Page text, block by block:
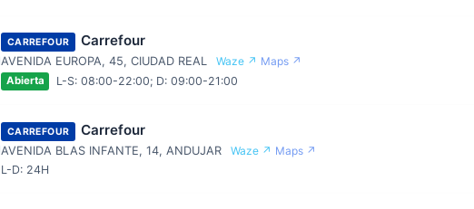
CARREFOUR Carrefour
AVENIDA EUROPA, 45, CIUDAD REAL Waze ↗ Maps ↗
Abierta L-S: 08:00-22:00; D: 09:00-21:00
CARREFOUR Carrefour
AVENIDA BLAS INFANTE, 14, ANDUJAR Waze ↗ Maps ↗
L-D: 24H